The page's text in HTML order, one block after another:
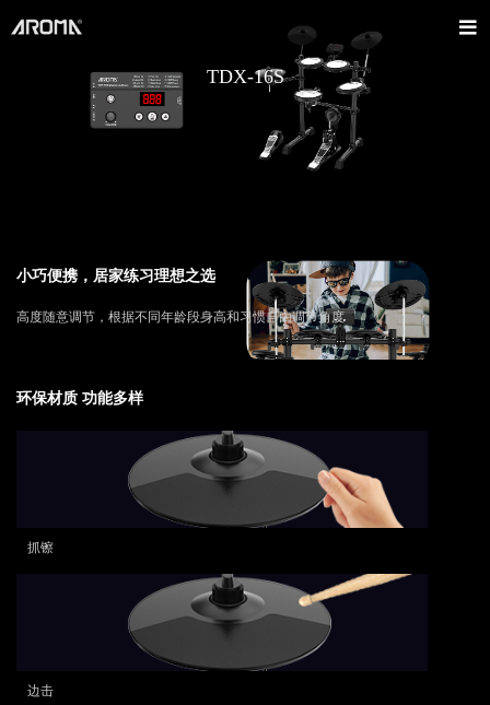
TDX-16S
小巧便携，居家练习理想之选
高度随意调节，根据不同年龄段身高和习惯自由调节角度
环保材质 功能多样
抓镲
边击